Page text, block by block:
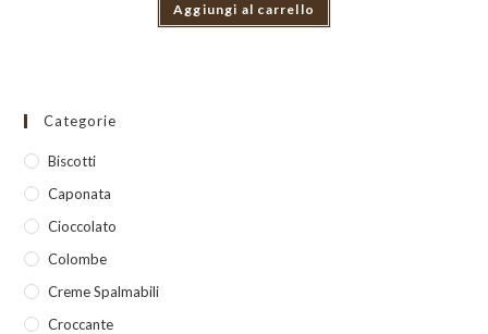
Aggiungi al carrello
Categorie
Biscotti
Caponata
Cioccolato
Colombe
Creme Spalmabili
Croccante